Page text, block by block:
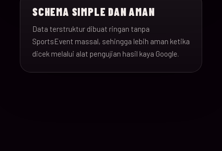
SCHEMA SIMPLE DAN AMAN
Data terstruktur dibuat ringan tanpa
SportsEvent massal, sehingga lebih aman ketika
dicek melalui alat pengujian hasil kaya Google.